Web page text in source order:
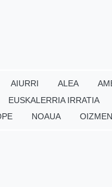
AIURRI ALEA
EUSKALERRIA IRRATIA
NOAUA